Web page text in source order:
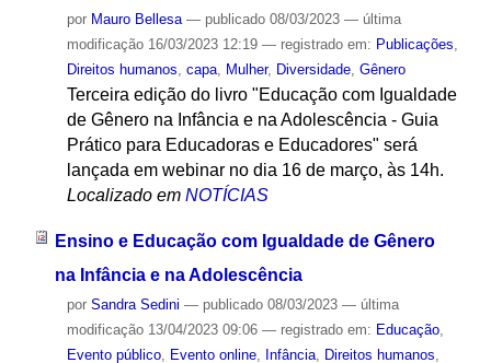
por Mauro Bellesa — publicado08/03/2023 — última
modificação16/03/2023 12:19 — registrado em: Publicações
Direitos humanos capa, Mulher, Diversidade, Gênero
Terceira edição do livro "Educação com Igualdade
de Gênero na Infância e na Adolescência - Guia
Prático para Educadoras e Educadores" será
lançada em webinar no dia 16 de março, às 14h.
Localizado em NOTÍCIAS
Ensino e Educação com Igualdade de Gênero
na Infância e na Adolescência
por Sandra Sedini — publicado08/03/2023 — última
modificação13/04/2023 09:06 — registrado em: Educação,
Evento público, Evento online, Infância, Direitos humanos,